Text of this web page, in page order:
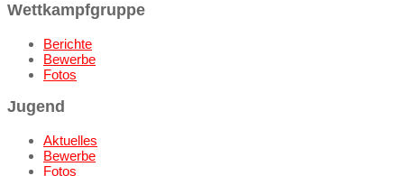
Wettkampfgruppe
Berichte
Bewerbe
Fotos
Jugend
Aktuelles
Bewerbe
Fotos